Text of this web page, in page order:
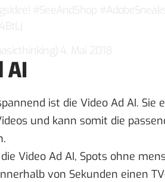
ist die Video Ad AI.
und kann somit die
Video Ad AI, Spots ohne
von Sekunden einen